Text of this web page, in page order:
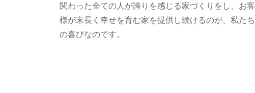
関わった全ての人が誇りを感じる家づくりをし、お客
様が末長く幸せを育む家を提供し続けるのが、私たち
の喜びなのです。